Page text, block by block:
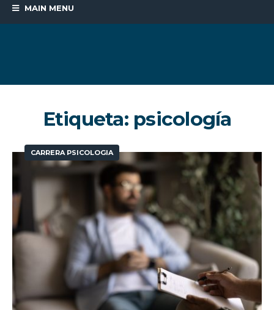
MAIN MENU
Etiqueta: psicología
CARRERA PSICOLOGIA